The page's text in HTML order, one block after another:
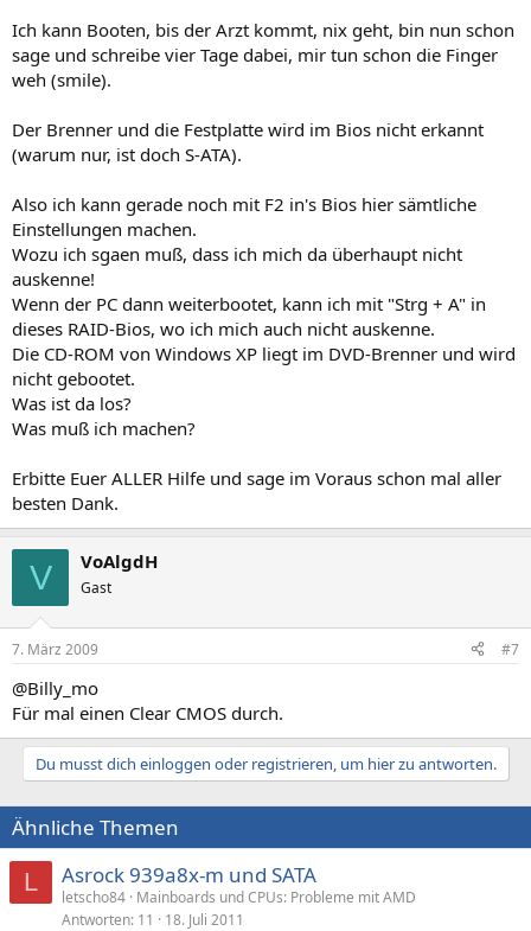
Ich kann Booten, bis der Arzt kommt, nix geht, bin nun schon
sage und schreibe vier Tage dabei, mir tun schon die Finger
weh (smile).
Der Brenner und die Festplatte wird im Bios nicht erkannt
(warum nur, ist doch S-ATA).
Also ich kann gerade noch mit F2 in's Bios hier sämtliche
Einstellungen machen.
Wozu ich sgaen muß, dass ich mich da überhaupt nicht
auskenne!
Wenn der PC dann weiterbootet, kann ich mit "Strg + A" in
dieses RAID-Bios, wo ich mich auch nicht auskenne.
Die CD-ROM von Windows XP liegt im DVD-Brenner und wird
nicht gebootet.
Was ist da los?
Was muß ich machen?
Erbitte Euer ALLER Hilfe und sage im Voraus schon mal aller
besten Dank.
V VoAlgdH
Gast
7. März 2009 #7
@Billy_mo
Für mal einen Clear CMOS durch.
Du musst dich einloggen oder registrieren, um hier zu antworten.
Ähnliche Themen
L Asrock 939a8x-m und SATA
letscho84 Mainboards und CPUs: Probleme mit AMD
Antworten 11 18. Juli 2011